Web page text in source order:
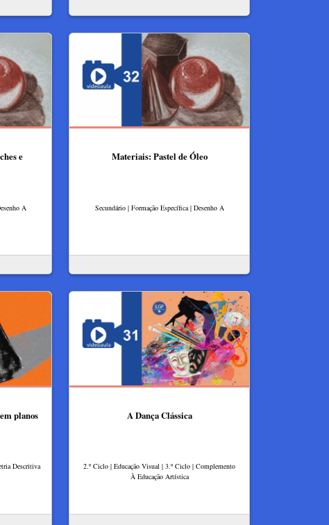
e
A
Materiais: Pastel de Óleo
Secundário | Formação Específica | Desenho A
planos
Descritiva
A Dança Clássica
2.º Ciclo | Educação Visual | 3.º Ciclo | Complemento
À Educação Artística